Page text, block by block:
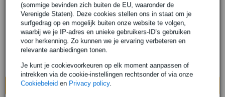
(sommige bevinden zich buiten de EU, waaronder de
Verenigde Staten). Deze cookies stellen ons in staat om je
surfgedrag op en mogelijk buiten onze website te volgen,
waarbij we je IP-adres en unieke gebruikers-ID’s gebruiken
voor herkenning. Zo kunnen we je ervaring verbeteren en
relevante aanbiedingen tonen.
Je kunt je cookievoorkeuren op elk moment aanpassen of
intrekken via de cookie-instellingen rechtsonder of via onze
Cookiebeleid en Privacy policy.
Hal Leonard Ukulele Method Book 1
lesboek voor ukelele
Adviesprijs € 22,80 € 20,40
Op voorraad bij de leverancier
In mijn winkelwagen